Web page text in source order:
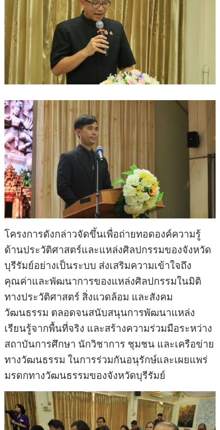
โครงการดังกล่าวจัดขึ้นเพื่อถ่ายทอดองค์ความรู้
ด้านประวัติศาสตร์และแหล่งศิลปกรรมของจังหวัด
บุรีรัมย์อย่างเป็นระบบ ส่งเสริมความเข้าใจถึง
คุณค่าและพัฒนาการของแหล่งศิลปกรรมในมิติ
ทางประวัติศาสตร์ สิ่งแวดล้อม และสังคม
วัฒนธรรม ตลอดจนสนับสนุนการพัฒนาแหล่ง
เรียนรู้จากพื้นที่จริง และสร้างความร่วมมือระหว่าง
สถาบันการศึกษา นักวิชาการ ชุมชน และเครือข่าย
ทางวัฒนธรรม ในการร่วมกันอนุรักษ์และเผยแพร่
มรดกทางวัฒนธรรมของจังหวัดบุรีรัมย์